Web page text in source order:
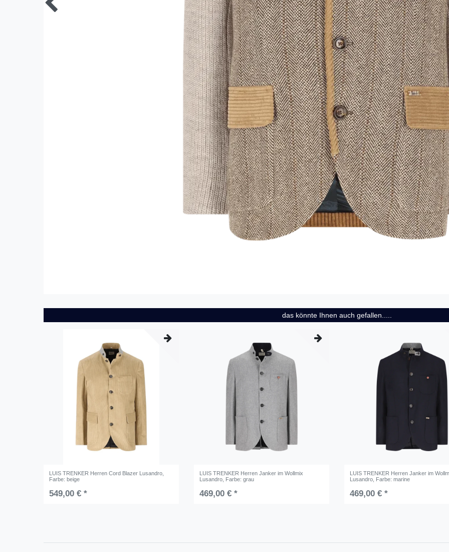
das könnte Ihnen auch gefallen.....
LUIS TRENKER Herren Cord Blazer Lusandro,
Farbe: beige
549,00 € *
LUIS TRENKER Herren Janker im Wollmix
Lusandro, Farbe: grau
469,00 € *
LUIS TRENKER Herren Janker im
Lusandro, Farbe: marine
469,00 € *